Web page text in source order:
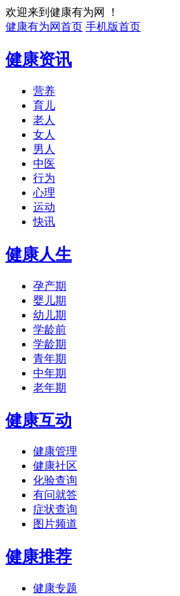
欢迎来到健康有为网 ！
健康有为网首页 手机版首页
健康资讯
营养
育儿
老人
女人
男人
中医
行为
心理
运动
快讯
健康人生
孕产期
婴儿期
幼儿期
学龄前
学龄期
青年期
中年期
老年期
健康互动
健康管理
健康社区
化验查询
有问就答
症状查询
图片频道
健康推荐
健康专题